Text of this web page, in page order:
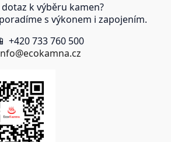
k výběru kamen?
s výkonem i zapojením.
📱 +420 733 760 500